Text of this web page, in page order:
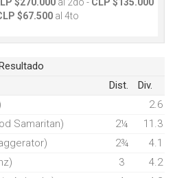
$270.000 al 2do - CLP $135.000
$67.500al 4to
Resultado
Dist.
Div.
2.6
Samaritan) 2¼
11.3
2¾
4.1
3
4.2